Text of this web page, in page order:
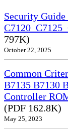
Security
797K)
October 22, 2025
Common
B7135 B7130
Controller
(PDF 162.8K)
May 25, 2023